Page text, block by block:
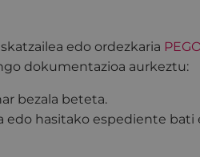
edo ordezkaria
dokumentazioa aurkeztu:
bezala beteta.
hasitako espediente bati